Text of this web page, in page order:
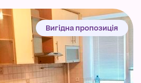
Вигідна пропозиція